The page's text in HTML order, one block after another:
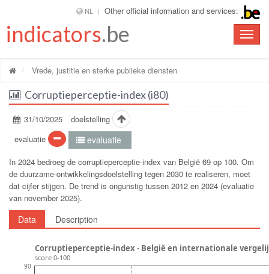
NL Other official information and services:
Toggle
indicators.be
Vrede, justitie en sterke publieke diensten
Corruptieperceptie-index (i80)
31/10/2025
doelstelling
evaluatie
evaluatie
In 2024 bedroeg de corruptieperceptie-index van België 69 op 100. Om
de duurzame-ontwikkelingsdoelstelling tegen 2030 te realiseren, moet
dat cijfer stijgen. De trend is ongunstig tussen 2012 en 2024 (evaluatie
van november 2025).
Data Description
90
Corruptieperceptie-index - België en internationale
score 0-100